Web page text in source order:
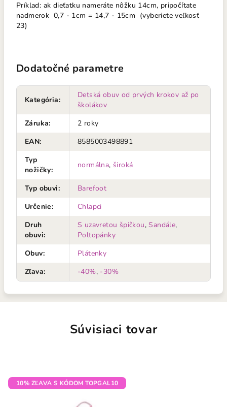
Príklad: ak dieťatku nameráte nôžku 14cm, pripočítate
nadmerok 0,7 - 1cm = 14,7 - 15cm (vyberiete veľkosť
23)
Dodatočné parametre
Kategória:
Detská obuv od prvých krokov až po
školákov
Záruka:
2 roky
EAN:
8585003498891
Typ
nožičky:
normálna, široká
Typ obuvi:
Barefoot
Určenie:
Chlapci
Druh
obuvi:
S uzavretou špičkou,Sandále,
Poltopánky
Obuv:
Plátenky
Zľava: -40%, -30%
Súvisiaci tovar
10% ZĽAVA S KÓDOM TOPGAL10